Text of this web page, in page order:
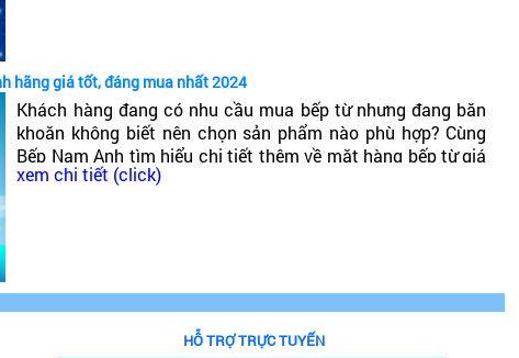
hãng giá tốt, đáng mua nhất 2024
Khách hàng đang có nhu cầu mua bếp từ nhưng đang băn
khoăn không biết nên chọn sản phẩm nào phù hợp? Cùng
Bếp Nam Anh tìm hiểu chi tiết thêm về mặt hàng bếp từ giá
phải chăng, chất lượng cao, đáng mua nhất 2024!
xem chi tiết (click)
HỖ TRỢ TRỰC TUYẾN